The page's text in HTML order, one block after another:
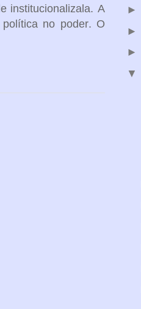
institucionalizala. A
no poder. O
►
►
►
▼